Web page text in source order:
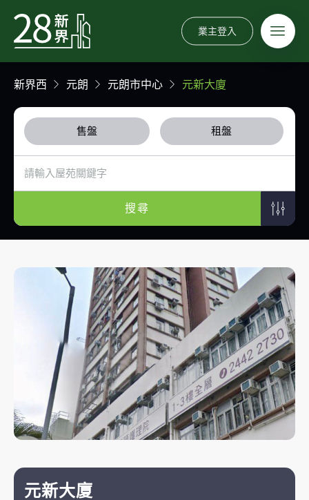
業主登入
新界西 元朗 元朗市中心 元新大廈
售盤 租盤
搜尋
元新大廈